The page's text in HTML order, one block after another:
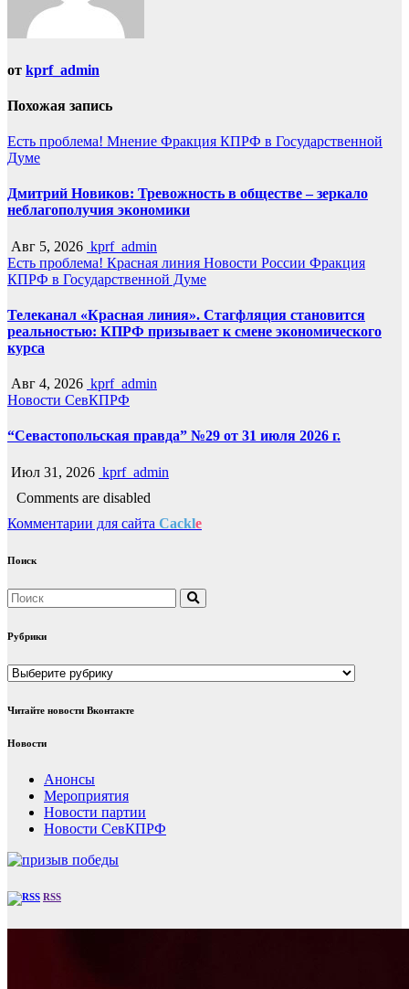
от kprf_admin
Похожая запись
Есть проблема! Мнение Фракция КПРФ в Государственной
Думе
Дмитрий Новиков: Тревожность в обществе – зеркало
неблагополучия экономики
Авг 5, 2026 kprf_admin
Есть проблема! Красная линия Новости России Фракция
КПРФ в Государственной Думе
Телеканал «Красная линия». Стагфляция становится
реальностью: КПРФ призывает к смене экономического
курса
Авг 4, 2026 kprf_admin
Новости СевКПРФ
“Севастопольская правда” №29 от 31 июля 2026 г.
Июл 31, 2026 kprf_admin
Comments are disabled
Комментарии для сайта Cackle
Поиск
Рубрики
Рубрики
Читайте новости Вконтакте
Новости
Анонсы
Мероприятия
Новости партии
Новости СевКПРФ
RSS